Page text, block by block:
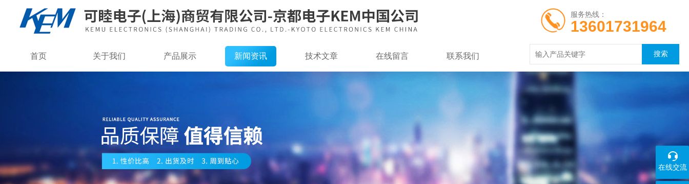
服务热线：
13601731964
首页 关于我们 产品展示 新闻资讯 技术文章 在线留言 联系我们
在线交流